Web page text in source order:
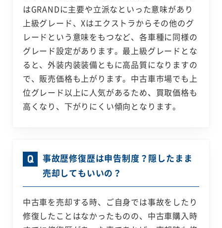
はGRANDに主要や立派なといった意味があり
上級グレード、Xはエクストラからその他のグ
レードという意味をもつなど、各車種に同様の
グレード設定があります。最上級グレードとな
ると、外装内装装備ともに高品質になりますの
で、販売価格も上がります。中古車市場でも上
位グレード以上に人気があるため、買取価格も
高くなり、下がりにくい傾向となります。
事故歴修復歴は申告制度？隠したまま
売却してもいいの？
中古車を売却する時、ご自身では事故をしたり
修復したことはなかったものの、中古車購入時